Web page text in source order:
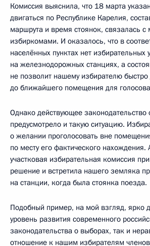
Комиссия выяснила, что 18 марта
двигаться по Республике Карелия,
маршрута и время стоянок, связалась с
избиркомами. И оказалось, что в
населённых пунктах нет избирательных
на железнодорожных станциях, а
не позволит нашему избирателю быстро
до ближайшего помещения для
Однако действующее законодательство
предусмотрело и такую ситуацию.
о желании проголосовать вне
по месту его фактического нахождения.
участковая избирательная комиссия
решение и встретила нашего земляка
на станции, когда была стоянка поезда.
Подобный пример, на мой взгляд, ярко
уровень развития современного
законодательства о выборах, так и
отношение к нашим избирателям